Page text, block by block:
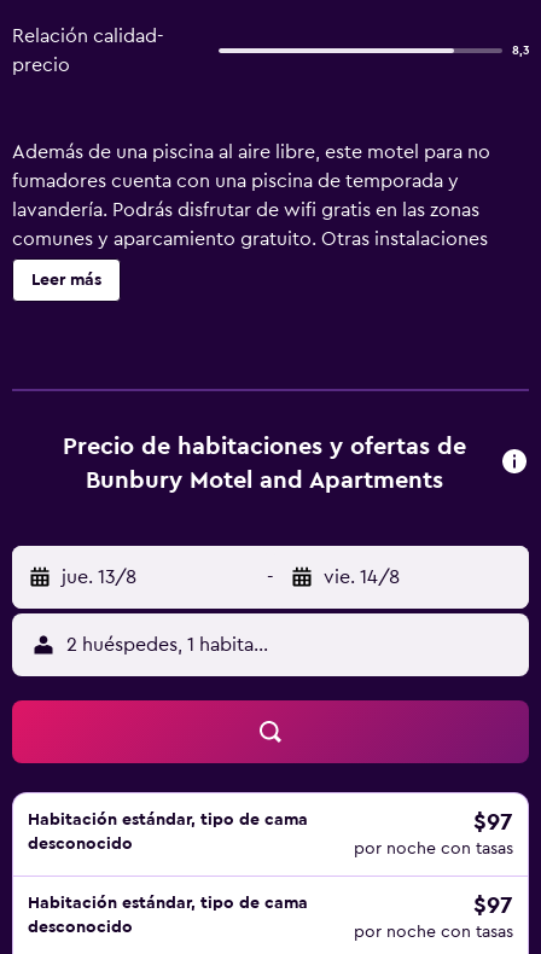
Relación calidad-
precio
8,3
Además de una piscina al aire libre, este motel para no
fumadores cuenta con una piscina de temporada y
lavandería. Podrás disfrutar de wifi gratis en las zonas
comunes y aparcamiento gratuito. Otras instalaciones
incluyen un área para parrillas y un área de pícnic. Se
ofrece un servicio de limpieza a petición. Bunbury
cocina, microondas y utensilios de cocina. Los baños
están equipados con ducha. Este motel en Bunbury ofrece
32 pulgadas con canales digitales de suscripción. Se
ofrece servicio de limpieza a petición. Los servicios de
ocio y esparcimiento en este motel incluyen una piscina al
aire libre.
Leer más
Precio de habitaciones y ofertas de
Bunbury Motel and Apartments
jue. 13/8 - vie. 14/8
2 huéspedes, 1 habitación
Habitación estándar, tipo de cama
desconocido
$97
por noche con tasas
Habitación estándar, tipo de cama
desconocido
$97
por noche con tasas